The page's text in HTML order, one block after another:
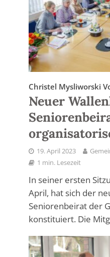
Christel Mysliworski
Neuer
19. April 2023
1 min. Lesezeit
In seiner ersten
April, hat sich der
Seniorenbeirat der
konstituiert. Die